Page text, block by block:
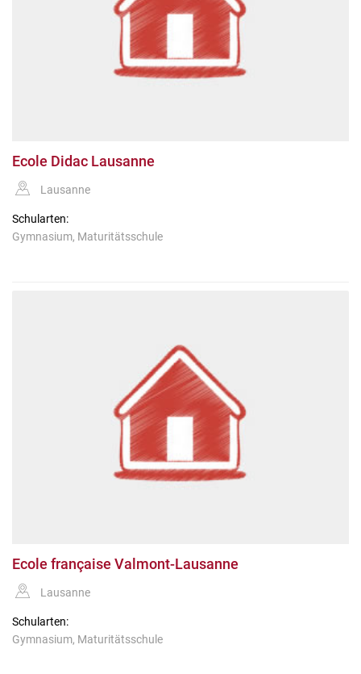
Ecole Didac Lausanne
Lausanne
Schularten:
Gymnasium, Maturitätsschule
Ecole française Valmont-Lausanne
Lausanne
Schularten:
Gymnasium, Maturitätsschule